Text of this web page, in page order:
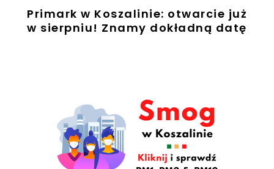
Primark w Koszalinie: otwarcie już
w sierpniu! Znamy dokładną datę